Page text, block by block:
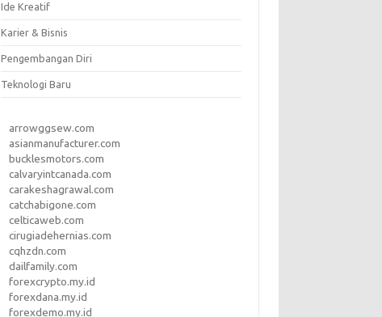
Ide Kreatif
Karier & Bisnis
Pengembangan Diri
Teknologi Baru
arrowggsew.com
asianmanufacturer.com
bucklesmotors.com
calvaryintcanada.com
carakeshagrawal.com
catchabigone.com
celticaweb.com
cirugiadehernias.com
cqhzdn.com
dailfamily.com
forexcrypto.my.id
forexdana.my.id
forexdemo.my.id